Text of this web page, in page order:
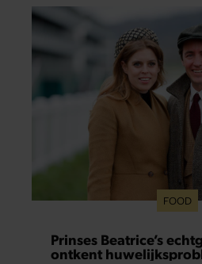
samen en werd dochter Lola
FOOD
Prinses Beatrice’s
ontkent